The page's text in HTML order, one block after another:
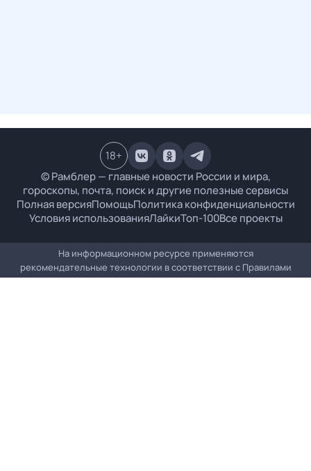
© Рамблер — главные новости России и мира,
гороскопы, почта, поиск и другие полезные сервисы
Полная версияПомощьПолитика конфиденциальности
Условия использованияЛайкиТоп-100Все проекты
18+
На информационном ресурсе применяются
рекомендательные технологии в соответствии с Правилами